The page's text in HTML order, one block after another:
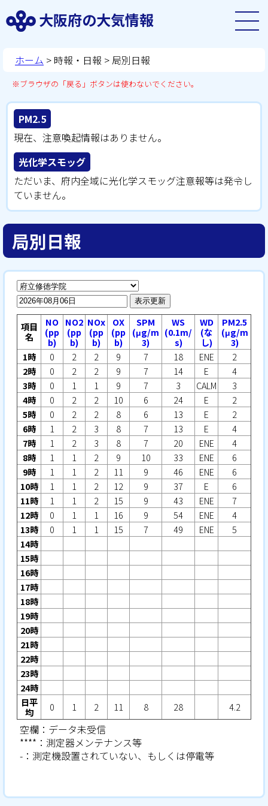
大阪府の大気情報
ホーム > 時報・日報 > 局別日報
※ブラウザの「戻る」ボタンは使わないでください。
PM2.5
現在、注意喚起情報はありません。
光化学スモッグ
ただいま、府内全域に光化学スモッグ注意報等は発令し
ていません。
局別日報
表示更新
項目
名
NO
(pp
b)
NO2
(pp
b)
NOx
(pp
b)
OX
(pp
b)
SPM
(μg/m
3)
WS
(0.1m/
s)
WD
(な
し)
PM2.5
(μg/m
3)
1時
0 2 2 9 7 18 ENE
2
2時
0 2 2 9 7 14 E
4
3時
0 1 1 9 7 3 CALM
3
4時
0 2 2 10 6 24 E
2
5時
0 2 2 8 6 13 E
2
6時
1 2 3 8 7 13 E
4
7時
1 2 3 8 7 20 ENE
4
8時
1 1 2 9 10 33 ENE
6
9時
1 1 2 11 9 46 ENE
6
10時
1 1 2 12 9 37 E
6
11時
1 1 2 15 9 43 ENE
7
12時
0 1 1 16 9 54 ENE
4
13時
0 1 1 15 7 49 ENE
5
14時
15時
16時
17時
18時
19時
20時
21時
22時
23時
24時
日平
均
0 1 2 11 8 28 4.2
空欄：データ未受信
****：測定器メンテナンス等
-：測定機設置されていない、もしくは停電等